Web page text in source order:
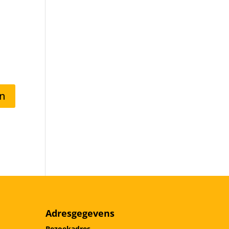
Adresgegevens